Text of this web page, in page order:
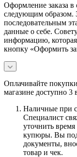
Оформление заказа
следующим образом.
последовательным
данные о себе.
информацию,
кнопку «Оформить
Оплачивайте
магазине доступно 3
Наличные при
Специалист
уточнить
купюры. Вы
документы,
товар и чек.